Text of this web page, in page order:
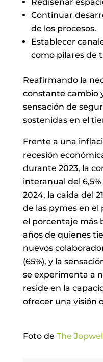
Continuar
de los procesos.
Establecer
como pilares de
Reafirmando la
constante cambio
sensación de
sostenidas en el
Frente a una
recesión
durante 2023, la
interanual del
2024, la caida del
de las pymes en
el porcentaje más
años de quienes
nuevos
(65%), y la
se experimenta a
reside en la
ofrecer una visión
Foto de The